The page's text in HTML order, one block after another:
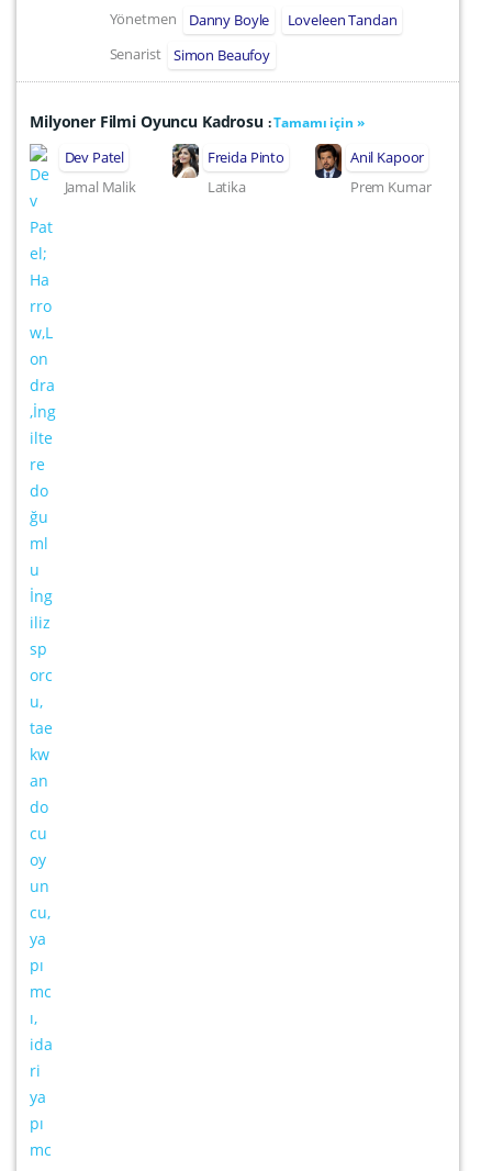
Yönetmen Danny Boyle
Loveleen Tandan
Senarist
Simon Beaufoy
Milyoner Filmi Oyuncu Kadrosu :Tamamı için »
Dev Patel
Jamal Malik
Freida Pinto
Latika
Anil Kapoor
Prem Kumar